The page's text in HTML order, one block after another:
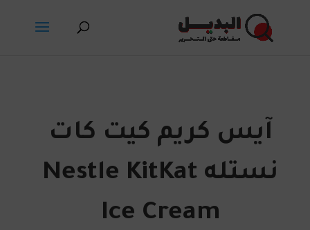
آيس كريم كيت كات
نستله Nestle KitKat
Ice Cream